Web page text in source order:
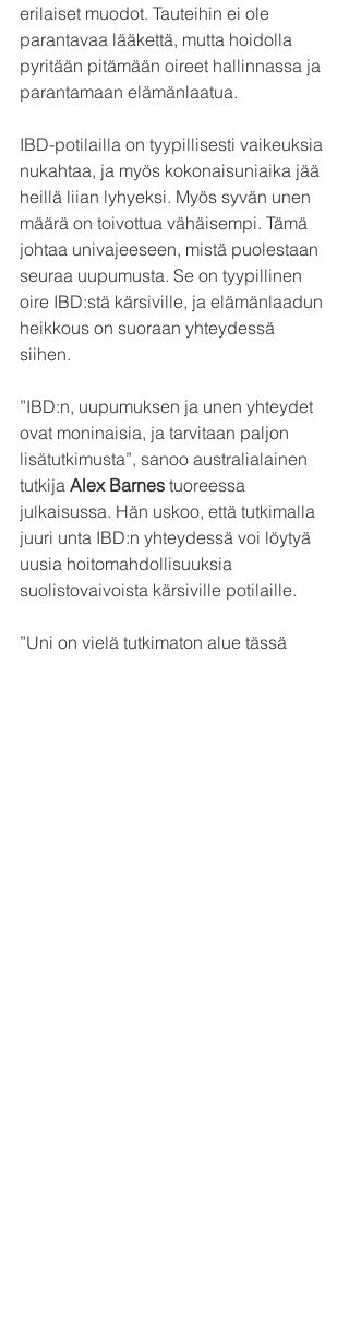
erilaiset muodot. Tauteihin ei ole
parantavaa lääkettä, mutta hoidolla
pyritään pitämään oireet hallinnassa ja
parantamaan elämänlaatua.
IBD-potilailla on tyypillisesti vaikeuksia
nukahtaa, ja myös kokonaisuniaika jää
heillä liian lyhyeksi. Myös syvän unen
määrä on toivottua vähäisempi. Tämä
johtaa univajeeseen, mistä puolestaan
seuraa uupumusta. Se on tyypillinen
oire IBD:stä kärsiville, ja elämänlaadun
heikkous on suoraan yhteydessä
siihen.
”IBD:n, uupumuksen ja unen yhteydet
ovat moninaisia, ja tarvitaan paljon
lisätutkimusta”, sanoo australialainen
tutkija Alex Barnes tuoreessa
julkaisussa. Hän uskoo, että tutkimalla
juuri unta IBD:n yhteydessä voi löytyä
uusia hoitomahdollisuuksia
suolistovaivoista kärsiville potilaille.
”Uni on vielä tutkimaton alue tässä